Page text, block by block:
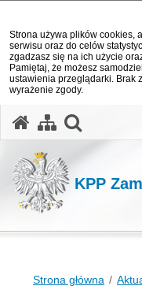
Strona używa plików cookies,
serwisu oraz do celów
zgadzasz się na ich użycie
Pamiętaj, że możesz
ustawienia przeglądarki. Brak
wyrażenie zgody.
KPP
Strona główna